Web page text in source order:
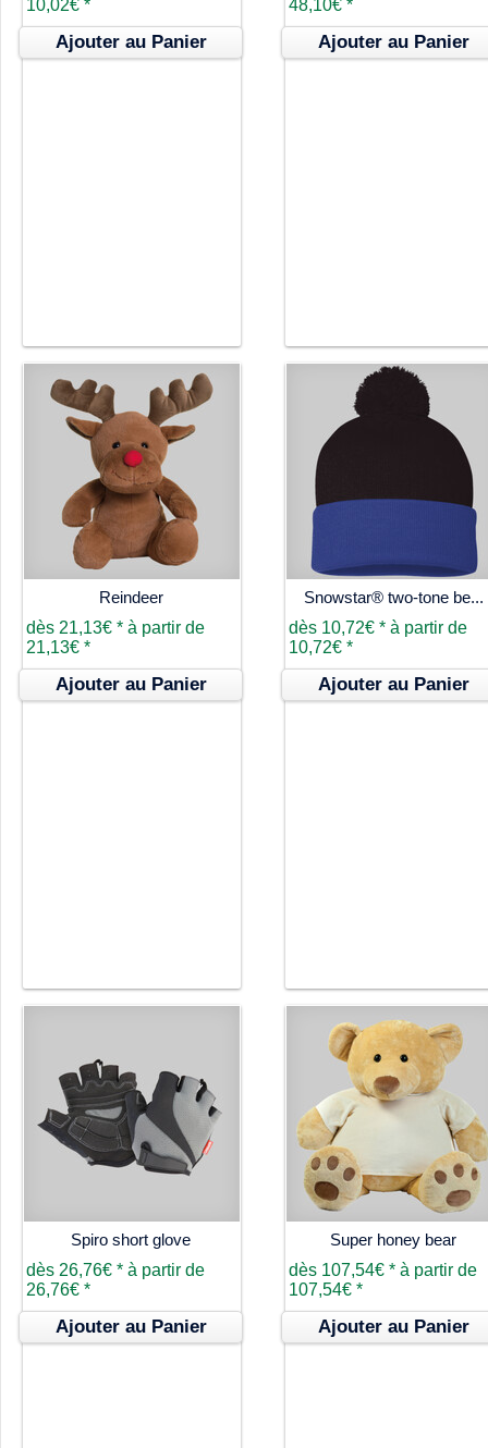
10,02€ *
Ajouter au Panier
48,10€ *
Ajouter au Panier
Reindeer
dès 21,13€ * à partir de
21,13€ *
Ajouter au Panier
Snowstar® two-tone be...
dès 10,72€ * à partir de
10,72€ *
Ajouter au Panier
Spiro short glove
dès 26,76€ * à partir de
26,76€ *
Ajouter au Panier
Super honey bear
dès 107,54€ * à partir de
107,54€ *
Ajouter au Panier